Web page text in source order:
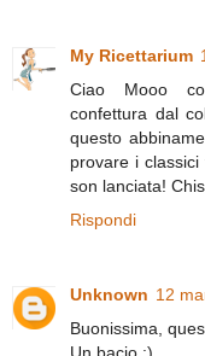
My Ricettarium
Ciao Mooo
confettura dal
questo
provare i
son lanciata!
Rispondi
Unknown 12
Buonissima,